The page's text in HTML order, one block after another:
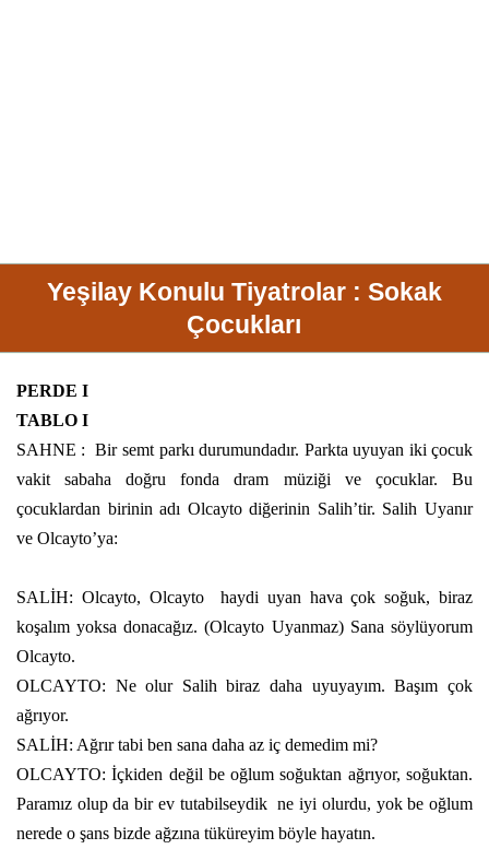
Yeşilay Konulu Tiyatrolar : Sokak
Çocukları
PERDE I
TABLO I
SAHNE :
Bir semt parkı durumundadır. Parkta uyuyan iki çocuk
vakit sabaha doğru fonda dram müziği ve çocuklar. Bu
çocuklardan birinin adı Olcayto diğerinin Salih’tir. Salih Uyanır
ve Olcayto’ya:
SALİH: Olcayto, Olcayto
haydi uyan hava çok soğuk, biraz
koşalım yoksa donacağız. (Olcayto Uyanmaz) Sana söylüyorum
Olcayto.
OLCAYTO: Ne olur Salih biraz daha uyuyayım. Başım çok
ağrıyor.
SALİH: Ağrır tabi ben sana daha az iç demedim mi?
OLCAYTO: İçkiden değil be oğlum soğuktan ağrıyor, soğuktan.
Paramız olup da bir ev tutabilseydik ne iyi olurdu, yok be oğlum
nerede o şans bizde ağzına tüküreyim böyle hayatın.